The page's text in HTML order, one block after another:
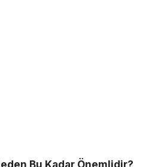
Bu Kadar Önemlidir?